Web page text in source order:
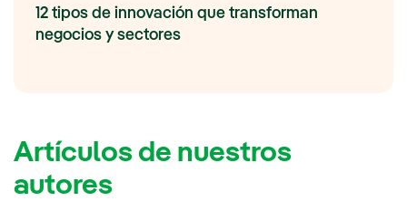
12 tipos de innovación que transforman
negocios y sectores
Artículos de nuestros
autores